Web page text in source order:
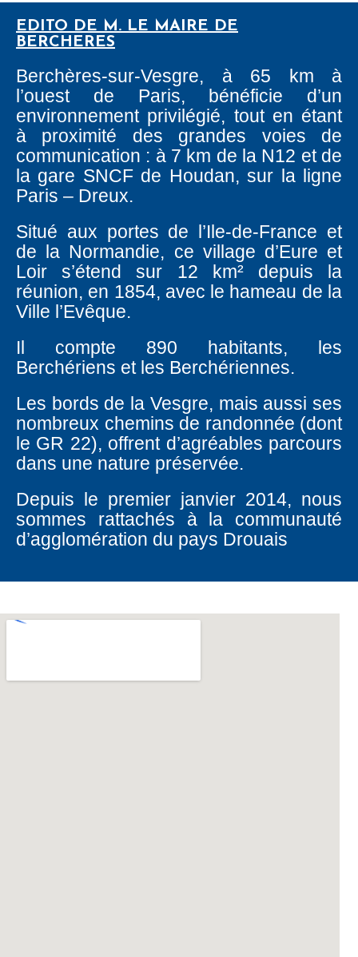
EDITO DE M. LE MAIRE DE
BERCHERES
Berchères-sur-Vesgre, à 65 km à
l’ouest de Paris, bénéficie d’un
environnement privilégié, tout en étant
à proximité des grandes voies de
communication : à 7 km de la N12 et de
la gare SNCF de Houdan, sur la ligne
Paris – Dreux.
Situé aux portes de l’Ile-de-France et
de la Normandie, ce village d’Eure et
Loir s’étend sur 12 km² depuis la
réunion, en 1854, avec le hameau de la
Ville l’Evêque.
Il compte 890 habitants, les
Berchériens et les Berchériennes.
Les bords de la Vesgre, mais aussi ses
nombreux chemins de randonnée (dont
le GR 22), offrent d’agréables parcours
dans une nature préservée.
Depuis le premier janvier 2014, nous
sommes rattachés à la communauté
d’agglomération du pays Drouais